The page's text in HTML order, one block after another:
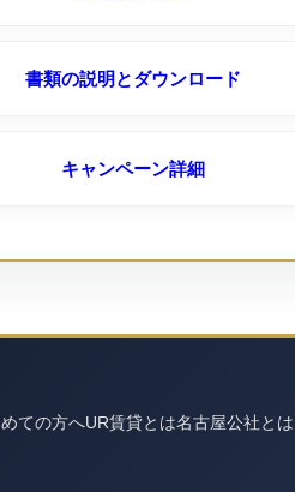
花表｜ＵＲ名古屋募集専用窓口
豊明栄（ＵＲ賃貸）
書類の説明とダウンロード
キャンペーン詳細
ての方へUR賃貸とは名古屋公社とは